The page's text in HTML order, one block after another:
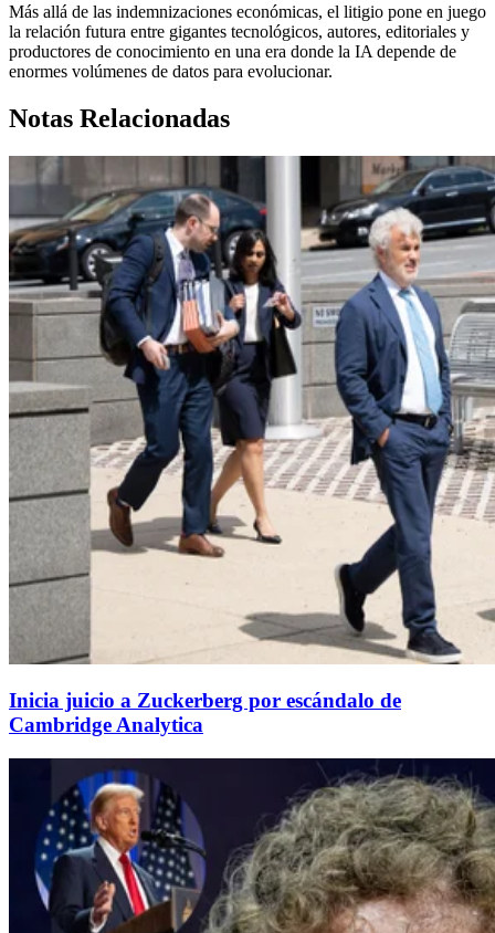
Más allá de las indemnizaciones económicas, el litigio pone en juego
la relación futura entre gigantes tecnológicos, autores, editoriales y
productores de conocimiento en una era donde la IA depende de
enormes volúmenes de datos para evolucionar.
Notas Relacionadas
Inicia juicio a Zuckerberg por escándalo de
Cambridge Analytica